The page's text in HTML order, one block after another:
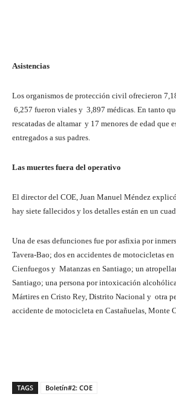
Asistencias
Los organismos de protección civil ofrecieron
6,257 fueron viales y 3,897 médicas. En tanto
rescatadas de altamar y 17 menores de edad que
entregados a sus padres.
Las muertes fuera del operativo
El director del COE, Juan Manuel Méndez
hay siete fallecidos y los detalles están en un
Una de esas defunciones fue por asfixia por
Tavera-Bao; dos en accidentes de motocicletas en
Cienfuegos y Matanzas en Santiago; un
Santiago; una persona por intoxicación
Mártires en Cristo Rey, Distrito Nacional y otra
accidente de motocicleta en Castañuelas, Monte
TAGS Boletín#2: COE